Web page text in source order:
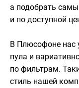
а подобрать
и по доступной
В Плюсофоне нас
пула и
по фильтрам.
стиль нашей